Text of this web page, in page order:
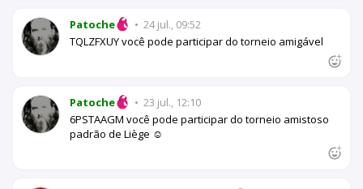
Patoche • 24 jul., 09:52
TQLZFXUY você pode participar do torneio amigável
Patoche • 23 jul., 12:10
6PSTAAGM você pode participar do torneio amistoso
padrão de Liège ☺️